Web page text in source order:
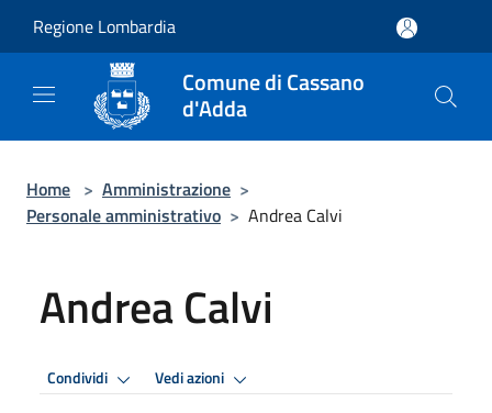
Regione Lombardia
Comune di Cassano
d'Adda
Home > Amministrazione >
Personale amministrativo > Andrea Calvi
Andrea Calvi
Condividi Vedi azioni